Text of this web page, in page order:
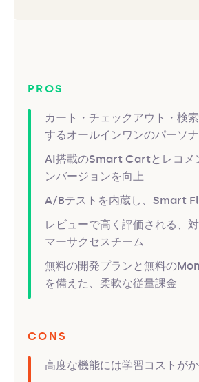
PROS
カート・チェックアウト・検
するオールインワンのパーソ
AI搭載のSmart Cartとレコメ
ンバージョンを向上
A/Bテストを内蔵し、Smart
レビューで高く評価される、
マーサクセスチーム
無料の開発プランと無料の
を備えた、柔軟な従量課金
CONS
高度な機能には学習コストが